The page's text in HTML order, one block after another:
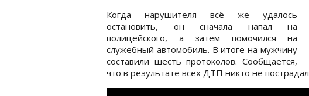
Когда нарушителя всё же удалось
остановить, он сначала напал на
полицейского, а затем помочился на
служебный автомобиль. В итоге на мужчину
составили шесть протоколов. Сообщается,
что в результате всех ДТП никто не пострадал